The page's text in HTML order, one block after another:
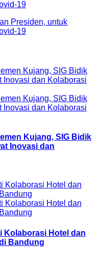
Presiden, untuk
19
Kujang, SIG Bidik
Inovasi dan
Kolaborasi Hotel dan
Bandung